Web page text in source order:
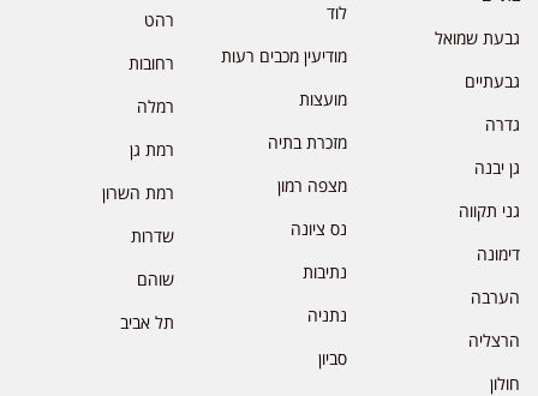
גבעת שמואל
גבעתיים
גדרה
גן יבנה
גני תקווה
דימונה
הערבה
הרצליה
חולון
לוד
מודיעין מכבים רעות
מועצות
מזכרת בתיה
מצפה רמון
נס ציונה
נתיבות
נתניה
סביון
רהט
רחובות
רמלה
רמת גן
רמת השרון
שדרות
שוהם
תל אביב